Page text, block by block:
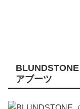
アブーツ